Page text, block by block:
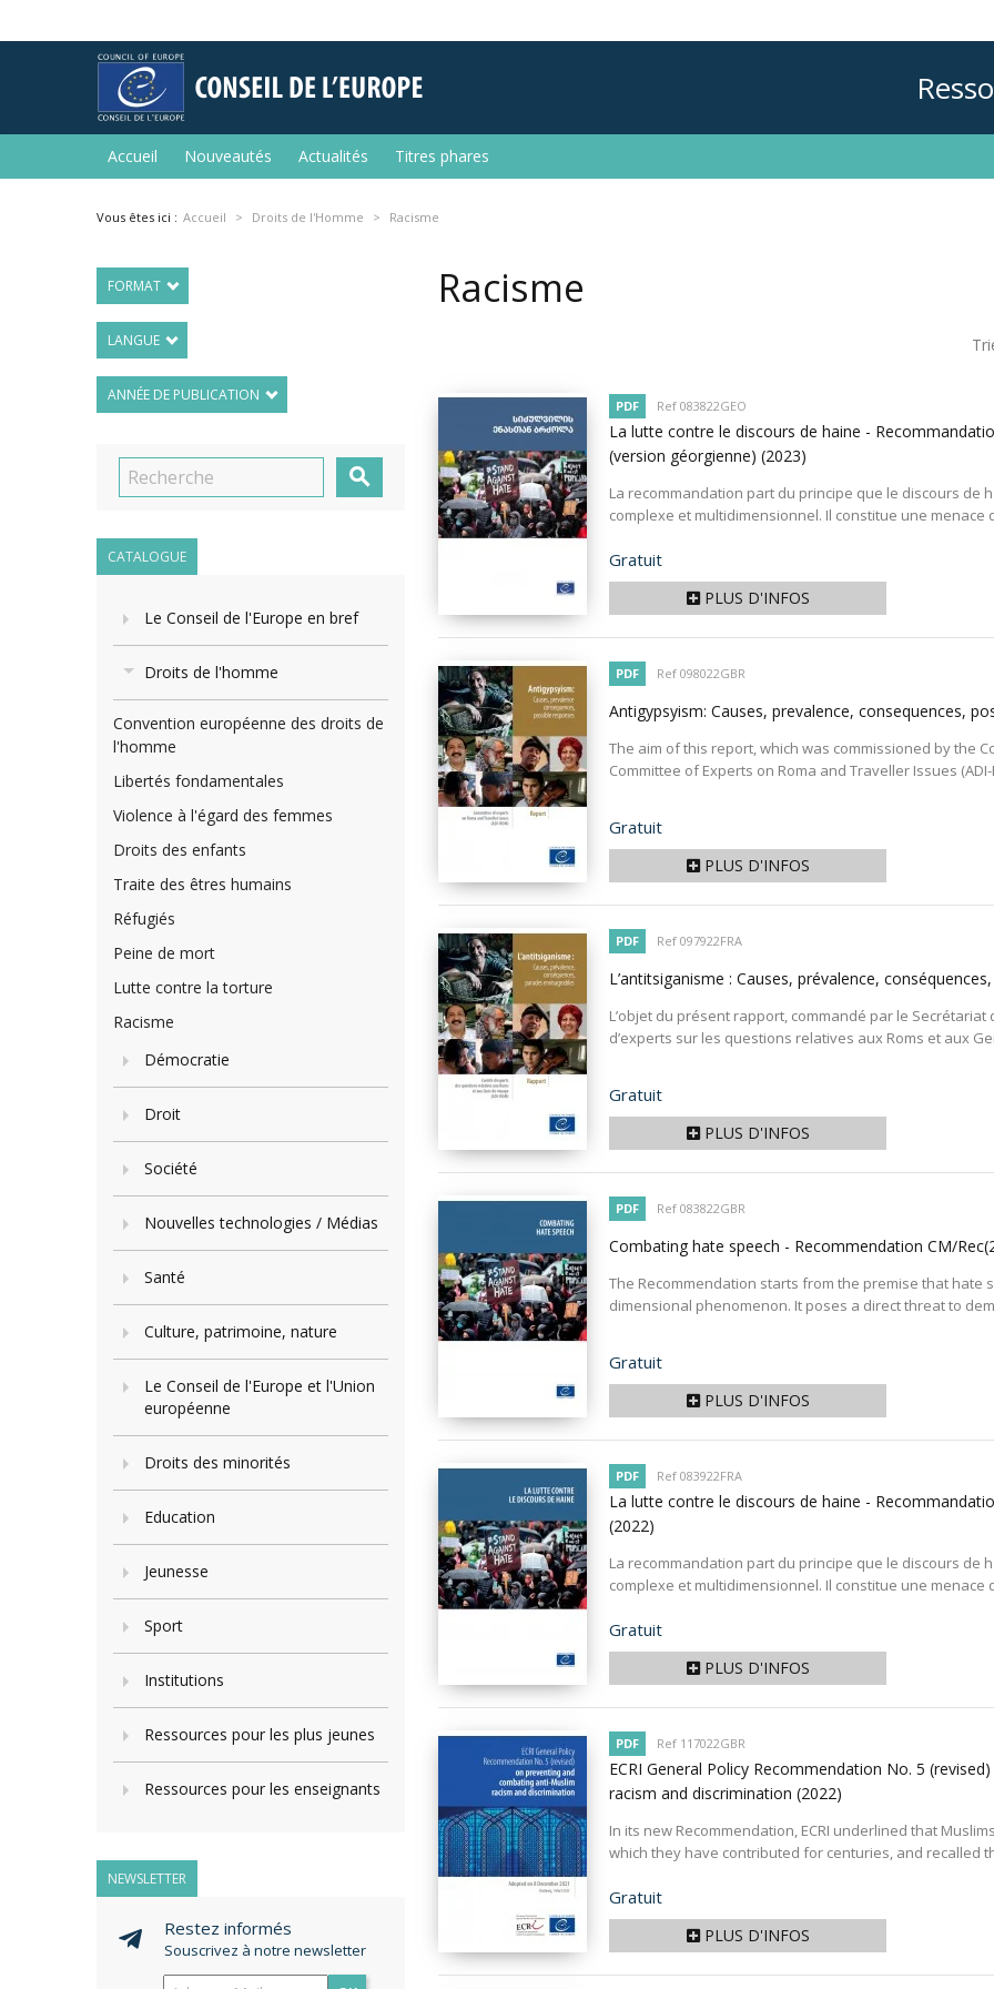
Accueil Nouveautés Actualités Titres phares
Vous êtes ici : Accueil Droits de l'Homme Racisme
FORMAT
LANGUE
ANNÉE DE PUBLICATION

CATALOGUE
Le Conseil de l'Europe en bref
Droits de l'homme
Convention européenne des droits de
l'homme
Libertés fondamentales
Violence à l'égard des femmes
Droits des enfants
Traite des êtres humains
Réfugiés
Peine de mort
Lutte contre la torture
Racisme
Démocratie
Droit
Société
Nouvelles technologies / Médias
Santé
Culture, patrimoine, nature
Le Conseil de l'Europe et l'Union
européenne
Droits des minorités
Education
Jeunesse
Sport
Institutions
Ressources pour les plus jeunes
Ressources pour les enseignants
NEWSLETTER
Restez informés
Souscrivez à notre newsletter
Racisme
PDF Ref 083822GEO
La lutte contre le discours de haine -
(version géorgienne) (2023)
La recommandation part du principe que le discours
complexe et multidimensionnel. Il constitue une menace
Prix
Gratuit
PLUS D'INFOS
PDF Ref 098022GBR
Antigypsyism: Causes, prevalence, consequences,
The aim of this report, which was commissioned by the
Committee of Experts on Roma and Traveller Issues
Prix
Gratuit
PLUS D'INFOS
PDF Ref 097922FRA
L’antitsiganisme : Causes, prévalence,
L’objet du présent rapport, commandé par le Secrétariat
d’experts sur les questions relatives aux Roms et aux
Prix
Gratuit
PLUS D'INFOS
PDF Ref 083822GBR
Combating hate speech - Recommendation CM/
The Recommendation starts from the premise that hate
dimensional phenomenon. It poses a direct threat to
Prix
Gratuit
PLUS D'INFOS
PDF Ref 083922FRA
La lutte contre le discours de haine -
(2022)
La recommandation part du principe que le discours
complexe et multidimensionnel. Il constitue une menace
Prix
Gratuit
PLUS D'INFOS
PDF Ref 117022GBR
ECRI General Policy Recommendation No. 5
racism and discrimination (2022)
In its new Recommendation, ECRI underlined that
which they have contributed for centuries, and recalled
Prix
Gratuit
PLUS D'INFOS